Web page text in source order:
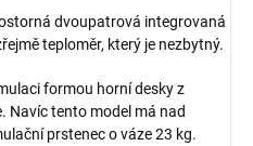
dvoupatrová integrovaná
teploměr, který je nezbytný.
formou horní desky z
Navíc tento model má nad
prstenec o váze 23 kg.